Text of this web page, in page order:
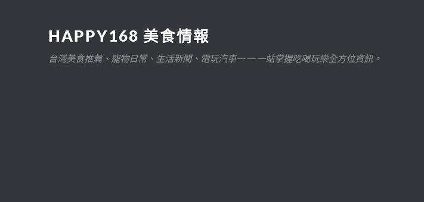
HAPPY168 美食情報
台灣美食推薦、寵物日常、生活新聞、電玩汽車——一站掌握吃喝玩樂全方位資訊。